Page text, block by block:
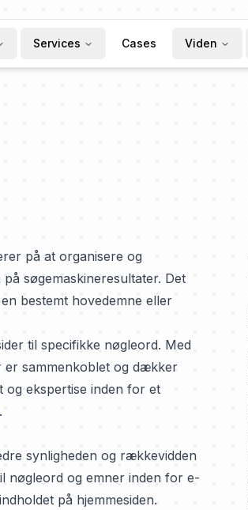
Services Cases Viden
på at organisere og
søgemaskineresultater. Det
bestemt hovedemne eller
til specifikke nøgleord. Med
er sammenkoblet og dækker
og ekspertise inden for et
synligheden og rækkevidden
nøgleord og emner inden for e-
på hjemmesiden.